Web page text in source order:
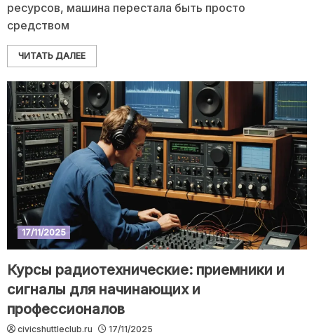
ресурсов, машина перестала быть просто
средством
ЧИТАТЬ ДАЛЕЕ
17/11/2025
Курсы радиотехнические: приемники и
сигналы для начинающих и
профессионалов
civicshuttleclub.ru 17/11/2025